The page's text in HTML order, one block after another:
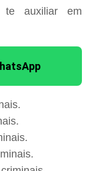
te auxiliar em